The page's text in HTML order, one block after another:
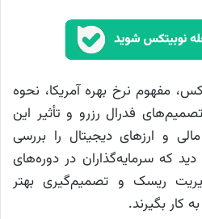
مفهوم نرخ بهره آمریکا، نحوه
فدرال رزرو و تأثیر این
و ارزهای دیجیتال را بررسی
که سرمایه‌گذاران در دوره‌های
ریسک و تصمیم‌گیری بهتر
کار بگیرند.